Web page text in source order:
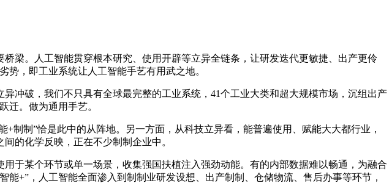
。人工智能贯穿根本研究、使用开辟等立异全链条，让研发迭代更敏捷、出产更伶
势，即工业系统让人工智能手艺有用武之地。
破，我们不只具有全球最完整的工业系统，41个工业大类和超大规模市场，沉组出产
迁。做为通用手艺。
制”恰是此中的从阵地。另一方面，从科技立异看，能普遍使用、赋能大大都行业，
的化学反映，正在不少制制企业中。
某个环节或单一场景，收集强国扶植注入强劲动能。有的内部数据难以畅通，为融合
+”，人工智能全面渗入到制制业研发设想、出产制制、仓储物流、售后办事等环节，